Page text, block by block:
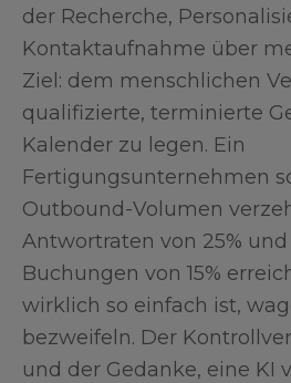
der Recherche,
Kontaktaufnahme über
Ziel: dem menschlichen
qualifizierte, terminierte
Kalender zu legen. Ein
Fertigungsunternehmen
Outbound-Volumen
Antwortraten von 25%
Buchungen von 15%
wirklich so einfach ist,
bezweifeln. Der
und der Gedanke, eine KI